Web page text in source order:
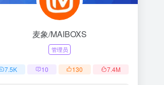
麦象/MAIBOXS
管理员
7.5K 10 130 7.4M